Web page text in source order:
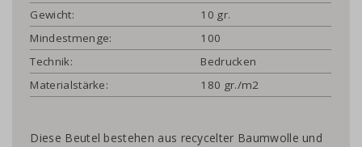
Gewicht:
10 gr.
Mindestmenge:
100
Technik:
Bedrucken
Materialstärke:
180 gr./m2
Diese Beutel bestehen aus recycelter Baumwolle und